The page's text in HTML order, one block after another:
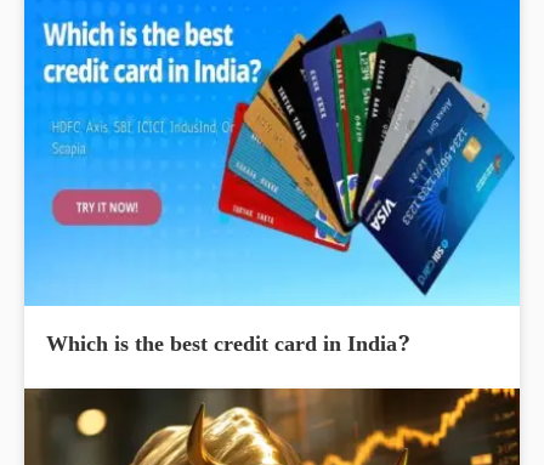
Which is the best credit card in India?